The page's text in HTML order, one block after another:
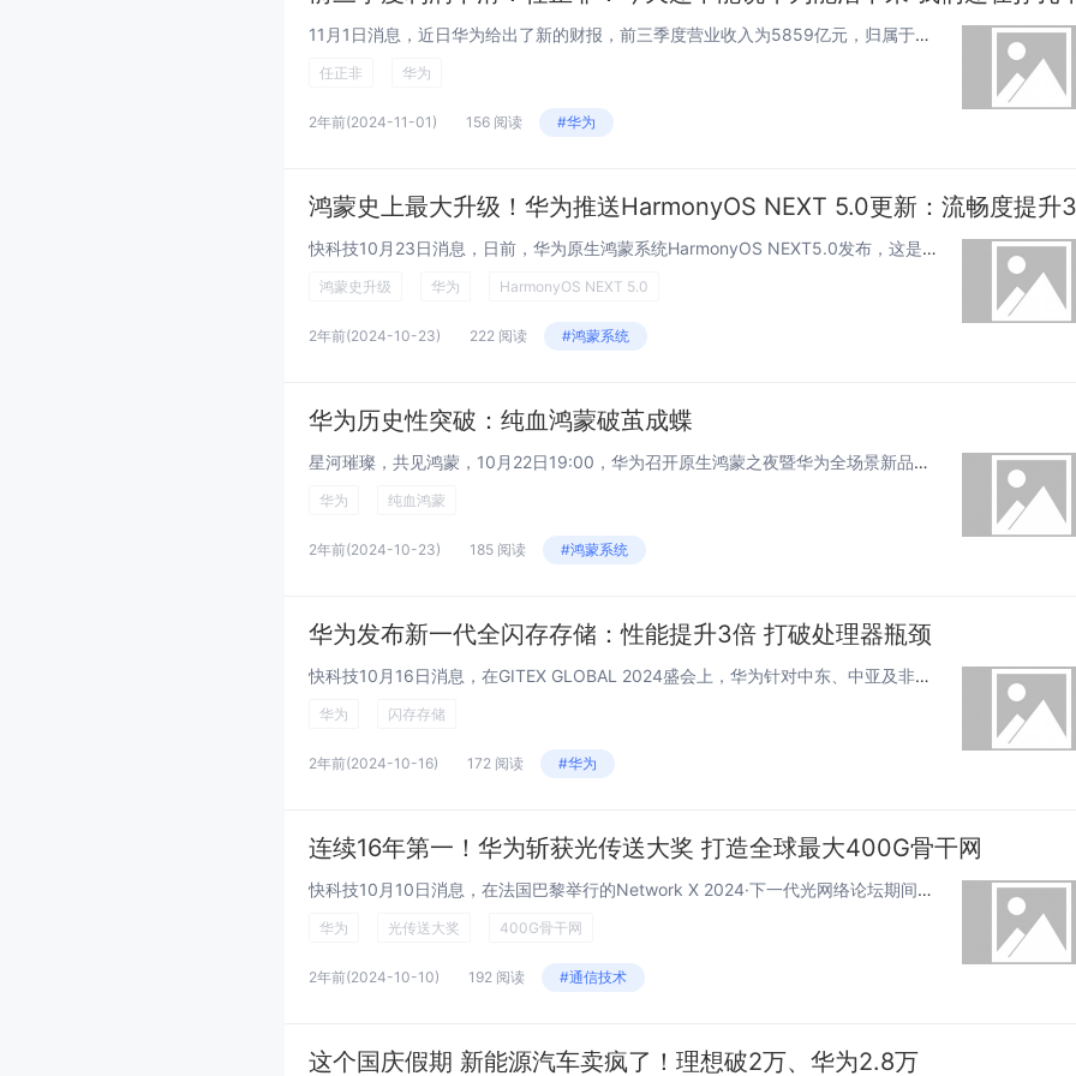
11月1日消息，近日华为给出了新的财报，前三季度营业收入为5859亿元，归属于母公司所有者的净利润为629亿元。去年同期，华为实现销售收入4566亿元人民币，净利润730亿元。这意味着华为前三季营收同比增长28.3%，净利润下降13.8%。...
任正非 华为
2年前(2024-11-01) 156 阅读 #华为
快科技10月23日消息，日前，华为原生鸿蒙系统HarmonyOS NEXT5.0发布，这是鸿蒙系统有史以来最大的一次升级。5.0版本发布后，华为第一时间向公测机型推送更新，目前已有华为Pura 70系列的用户收到更新，版本号为Harmony...
鸿蒙史升级 华为 HarmonyOS NEXT 5.0
2年前(2024-10-23) 222 阅读 #鸿蒙系统
华为历史性突破：纯血鸿蒙破茧成蝶
星河璀璨，共见鸿蒙，10月22日19:00，华为召开原生鸿蒙之夜暨华为全场景新品发布会，正式为用户带来全新的HarmonyOSNEXT，从2014年立项到2024年发布，十年沉淀，HarmonyOS一步步从无到有建立了属于自己的领先地位。这...
华为 纯血鸿蒙
2年前(2024-10-23) 185 阅读 #鸿蒙系统
华为发布新一代全闪存存储：性能提升3倍 打破处理器瓶颈
快科技10月16日消息，在GITEX GLOBAL 2024盛会上，华为针对中东、中亚及非洲市场，推出了其最新一代的OceanStor Dorado全闪存存储解决方案。该方案具备三大核心优势：极致性能：借助智能DPU网卡实现数据流与控制流的...
华为 闪存存储
2年前(2024-10-16) 172 阅读 #华为
连续16年第一！华为斩获光传送大奖 打造全球最大400G骨干网
快科技10月10日消息，在法国巴黎举行的Network X 2024·下一代光网络论坛期间，华为斩获“光传送领域最佳创新应用大奖”。该奖项表彰为运营商提供创新解决方案并带来商业价值的设备厂商。华为凭借创新的400G解决方案，帮助全球运营商打...
华为 光传送大奖 400G骨干网
2年前(2024-10-10) 192 阅读 #通信技术
这个国庆假期 新能源汽车卖疯了！理想破2万、华为2.8万